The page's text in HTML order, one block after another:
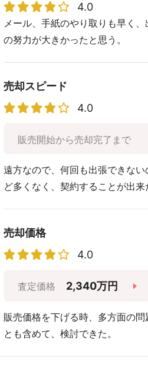
4.0
メール、手紙のやり取りも早く
の努力が大きかったと思う。
売却スピード
4.0
販売開始から売却完了まで
遠方なので、何回も出張できな
ど多くなく、契約することが出来
売却価格
4.0
査定価格 2,340万円
販売価格を下げる時、多方面の
とも含めて、検討できた。